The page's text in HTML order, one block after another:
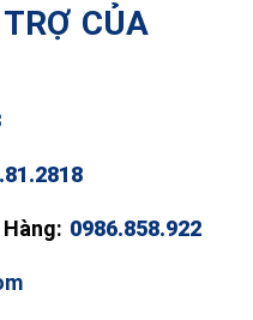
CỦA
0986.858.922